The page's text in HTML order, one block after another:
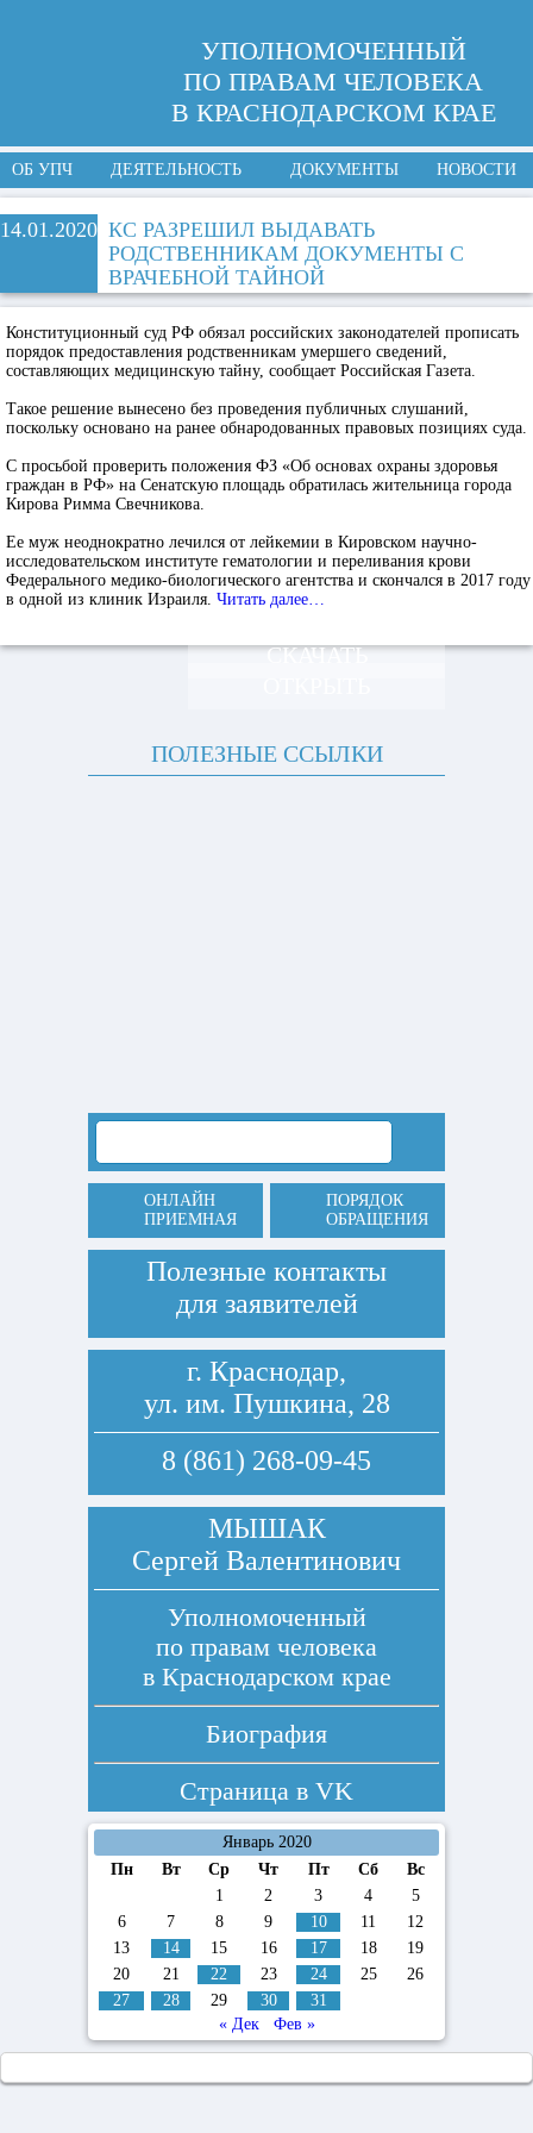
УПОЛНОМОЧЕННЫЙ
ПО ПРАВАМ ЧЕЛОВЕКА
В КРАСНОДАРСКОМ КРАЕ
ОБ УПЧ ДЕЯТЕЛЬНОСТЬ ДОКУМЕНТЫ НОВОСТИ
14.01.2020 КС РАЗРЕШИЛ ВЫДАВАТЬ
РОДСТВЕННИКАМ ДОКУМЕНТЫ С
ВРАЧЕБНОЙ ТАЙНОЙ
Конституционный суд РФ обязал российских законодателей прописать
порядок предоставления родственникам умершего сведений,
составляющих медицинскую тайну, сообщает Российская Газета.
Такое решение вынесено без проведения публичных слушаний,
поскольку основано на ранее обнародованных правовых позициях суда.
С просьбой проверить положения ФЗ «Об основах охраны здоровья
граждан в РФ» на Сенатскую площадь обратилась жительница города
Кирова Римма Свечникова.
Ее муж неоднократно лечился от лейкемии в Кировском научно-
исследовательском институте гематологии и переливания крови
Федерального медико-биологического агентства и скончался в 2017 году
в одной из клиник Израиля. Читать далее…
СКАЧАТЬ
ПОЛЕЗНЫЕ ССЫЛКИ
ОНЛАЙН
ПРИЕМНАЯ
ПОРЯДОК
ОБРАЩЕНИЯ
Полезные контакты
для заявителей
г. Краснодар,
ул. им. Пушкина, 28
8 (861) 268-09-45
МЫШАК
Сергей Валентинович
Уполномоченный
по правам человека
в Краснодарском крае
Биография
Страница в VK
Январь 2020
Пн
Вт Ср Чт Пт Сб
Вс
1
2 3 4
5
6
7 8 9 10 11
12
13
14 15 16 17 18
19
20
21 22 23 24 25
26
27
28 29 30
31
« Дек
Фев »